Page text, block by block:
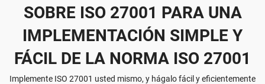
NIS2
Volver
Por tipo
Por dónde empezar
Sectores
Volver
SOBRE ISO 27001 PARA UNA
IMPLEMENTACIÓN SIMPLE Y
FÁCIL DE LA NORMA ISO 27001
Implemente ISO 27001 usted mismo, y hágalo fácil y eficientemente